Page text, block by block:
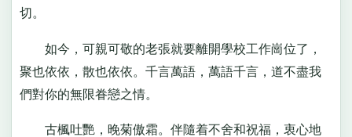
切。
如今，可親可敬的老張就要離開學校工作崗位了，
聚也依依，散也依依。千言萬語，萬語千言，道不盡我
們對你的無限眷戀之情。
古楓吐艷，晚菊傲霜。伴隨着不舍和祝福，衷心地